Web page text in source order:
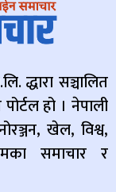
द्धारा सञ्चालित
हो । नेपाली
खेल, विश्व,
समाचार र